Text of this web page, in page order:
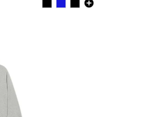
Colour
Deep Black
Steel Blue
Faded Black